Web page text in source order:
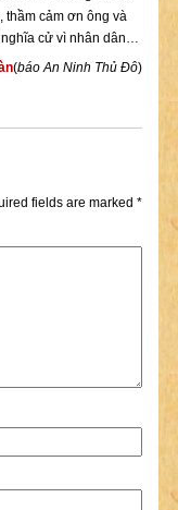
thầm cảm ơn ông và
nghĩa cử vì nhân dân…
(báo An Ninh Thủ Đô)
fields are marked *